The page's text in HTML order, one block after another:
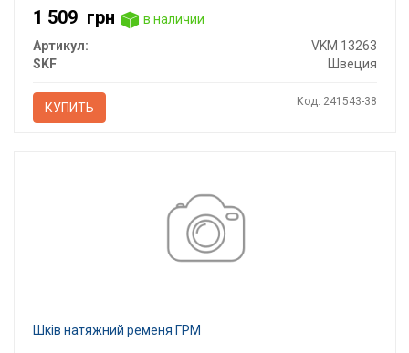
1 509 грн
в наличии
Артикул:
VKM 13263
SKF
Швеция
КУПИТЬ Код: 241543-38
Шків натяжний ременя ГРМ